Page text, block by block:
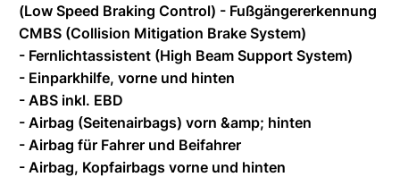
(Low Speed Braking Control) - Fußgängererkennung
CMBS (Collision Mitigation Brake System)
- Fernlichtassistent (High Beam Support System)
- Einparkhilfe, vorne und hinten
- ABS inkl. EBD
- Airbag (Seitenairbags) vorn &amp; hinten
- Airbag für Fahrer und Beifahrer
- Airbag, Kopfairbags vorne und hinten